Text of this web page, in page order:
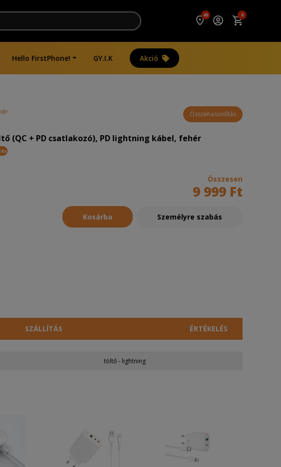
45 0
Hello FirstPhone! GY.I.K Akció
Összehasonlítás
(QC + PD csatlakozó), PD lightning kábel, fehér
Összesen
9 999 Ft
Személyre szabás
Kosárba
SZÁLLÍTÁS ÉRTÉKELÉS
töltő - lightning